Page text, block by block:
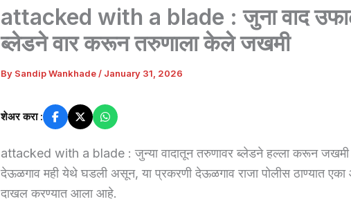
attacked with a blade : जुना वाद
ब्लेडने वार करून तरुणाला केले जखमी
By Sandip Wankhade / January 31, 2026
शेअर करा :
attacked with a blade : जुन्या वादातून तरुणावर ब्लेडने हल्ला करून जखमी
देऊळगाव मही येथे घडली असून, या प्रकरणी देऊळगाव राजा पोलीस ठाण्यात एका
दाखल करण्यात आला आहे.